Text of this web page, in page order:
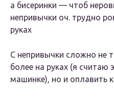
а бисеринки — чтоб
непривычки оч. трудно
руках
С непривычки сложно не
более на руках (я считаю
машинке), но и оплавить